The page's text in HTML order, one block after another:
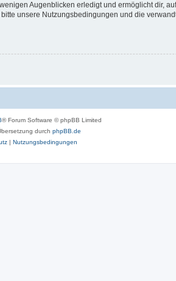
Augenblicken erledigt und ermöglicht dir,
unsere Nutzungsbedingungen und die
® Forum Software © phpBB Limited
durch phpBB.de
| Nutzungsbedingungen